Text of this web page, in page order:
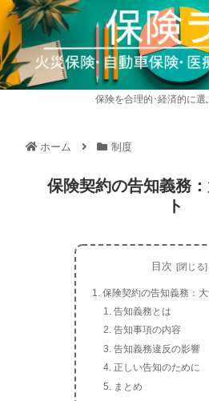
保険を合理的･経済的に選
ホーム 制度
保険契約の告知義務
ト
目次
保険契約の告知義務：
告知義務とは
告知事項の内容
告知義務違反の影響
正しい告知のために
まとめ